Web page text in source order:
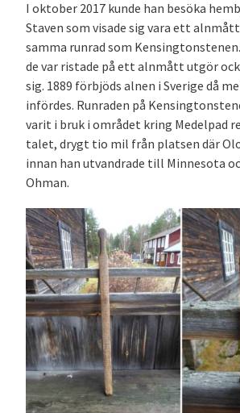
I oktober 2017 kunde han besöka
Staven som visade sig vara ett
samma runrad som
de var ristade på ett alnmått utgör
sig. 1889 förbjöds alnen i Sverige då
infördes. Runraden på
varit i bruk i området kring Medelpad
talet, drygt tio mil från platsen där
innan han utvandrade till Minnesota
Ohman.